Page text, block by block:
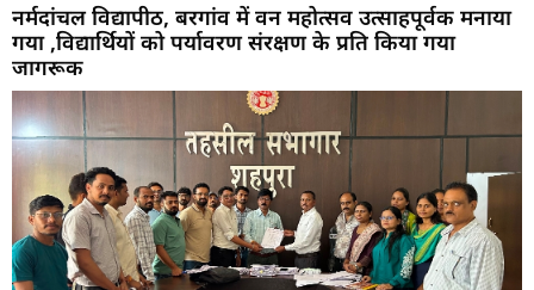
नर्मदांचल विद्यापीठ, बरगांव में वन महोत्सव उत्साहपूर्वक मनाया
गया ,विद्यार्थियों को पर्यावरण संरक्षण के प्रति किया गया
जागरूक